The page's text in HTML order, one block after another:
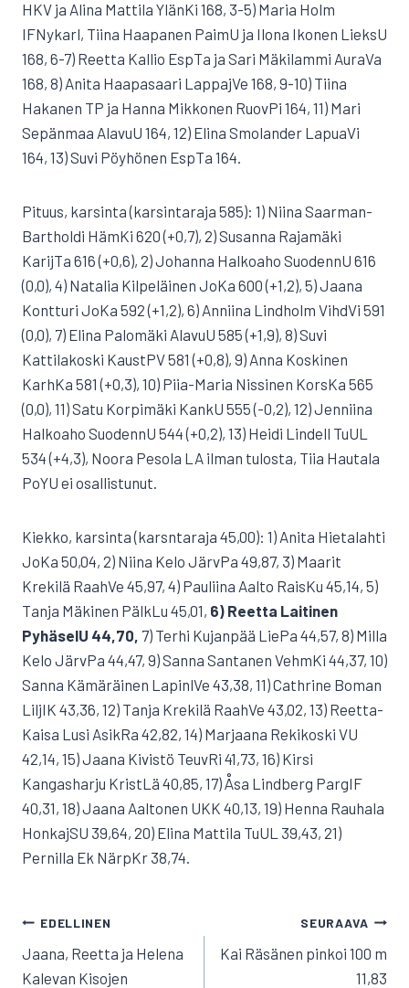
HKV ja Alina Mattila YlänKi 168, 3-5) Maria Holm
IFNykarl, Tiina Haapanen PaimU ja Ilona Ikonen LieksU
168, 6-7) Reetta Kallio EspTa ja Sari Mäkilammi AuraVa
168, 8) Anita Haapasaari LappajVe 168, 9-10) Tiina
Hakanen TP ja Hanna Mikkonen RuovPi 164, 11) Mari
Sepänmaa AlavuU 164, 12) Elina Smolander LapuaVi
164, 13) Suvi Pöyhönen EspTa 164.
Pituus, karsinta (karsintaraja 585): 1) Niina Saarman-
Bartholdi HämKi 620 (+0,7), 2) Susanna Rajamäki
KarijTa 616 (+0,6), 2) Johanna Halkoaho SuodennU 616
(0,0), 4) Natalia Kilpeläinen JoKa 600 (+1,2), 5) Jaana
Kontturi JoKa 592 (+1,2), 6) Anniina Lindholm VihdVi 591
(0,0), 7) Elina Palomäki AlavuU 585 (+1,9), 8) Suvi
Kattilakoski KaustPV 581 (+0,8), 9) Anna Koskinen
KarhKa 581 (+0,3), 10) Piia-Maria Nissinen KorsKa 565
(0,0), 11) Satu Korpimäki KankU 555 (-0,2), 12) Jenniina
Halkoaho SuodennU 544 (+0,2), 13) Heidi Lindell TuUL
534 (+4,3), Noora Pesola LA ilman tulosta, Tiia Hautala
PoYU ei osallistunut.
Kiekko, karsinta (karsntaraja 45,00): 1) Anita Hietalahti
JoKa 50,04, 2) Niina Kelo JärvPa 49,87, 3) Maarit
Krekilä RaahVe 45,97, 4) Pauliina Aalto RaisKu 45,14, 5)
Tanja Mäkinen PälkLu 45,01, 6) Reetta Laitinen
PyhäselU 44,70, 7) Terhi Kujanpää LiePa 44,57, 8) Milla
Kelo JärvPa 44,47, 9) Sanna Santanen VehmKi 44,37, 10)
Sanna Kämäräinen LapinlVe 43,38, 11) Cathrine Boman
LiljIK 43,36, 12) Tanja Krekilä RaahVe 43,02, 13) Reetta-
Kaisa Lusi AsikRa 42,82, 14) Marjaana Rekikoski VU
42,14, 15) Jaana Kivistö TeuvRi 41,73, 16) Kirsi
Kangasharju KristLä 40,85, 17) Åsa Lindberg PargIF
40,31, 18) Jaana Aaltonen UKK 40,13, 19) Henna Rauhala
HonkajSU 39,64, 20) Elina Mattila TuUL 39,43, 21)
Pernilla Ek NärpKr 38,74.
ARTIKKELIEN
SELAUS
EDELLINEN
Jaana, Reetta ja Helena
Kalevan Kisojen
SEURAAVA
Kai Räsänen pinkoi 100 m
11,83